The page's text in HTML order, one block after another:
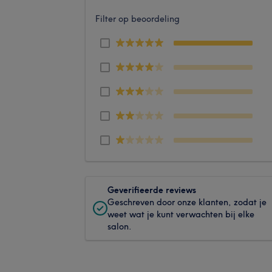
Filter op beoordeling
Geverifieerde reviews
Geschreven door onze klanten, zodat je
weet wat je kunt verwachten bij elke
salon.